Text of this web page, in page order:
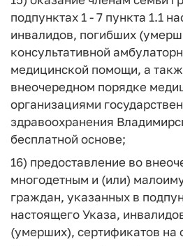
подпунктах 1 - 7 пункта 1.1
инвалидов, погибших
консультативной
медицинской помощи, а
внеочередном порядке
организациями
здравоохранения
бесплатной основе;
16) предоставление во
многодетным и (или)
граждан, указанных в
настоящего Указа,
(умерших), сертификатов на